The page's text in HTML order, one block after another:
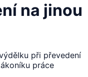
na jinou
při převedení
práce